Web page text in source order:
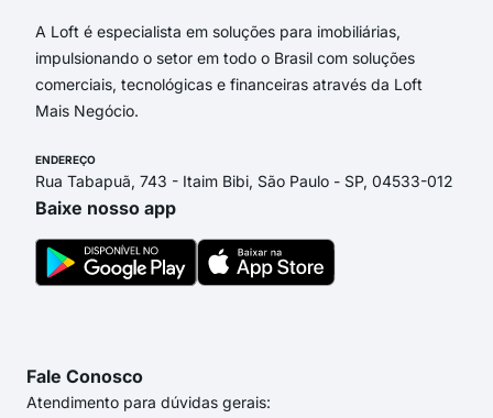
A Loft é especialista em soluções para imobiliárias,
impulsionando o setor em todo o Brasil com soluções
comerciais, tecnológicas e financeiras através da Loft
Mais Negócio.
ENDEREÇO
Rua Tabapuã, 743 - Itaim Bibi, São Paulo - SP, 04533-012
Baixe nosso app
Fale Conosco
Atendimento para dúvidas gerais: